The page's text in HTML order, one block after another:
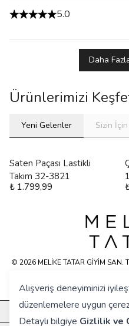
Alışveriş deneyiminizi
düzenlemelere uygun
Detaylı bilgiye Gizlilik ve
5.0
Daha
Ürünlerimizi
Yeni Gelenler Sizin
Saten Paçası Lastikli
Takım 32-3821
₺ 1.799,99
KURUMSAL
© 2026 MELİKE TATAR GİYİM SAN.